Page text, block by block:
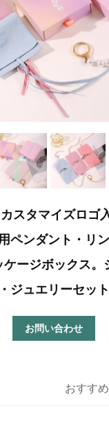
スタマイズロゴ
ペンダント・リ
ケージボックス。
ジュエリーセッ
お問い合わせ
おすす